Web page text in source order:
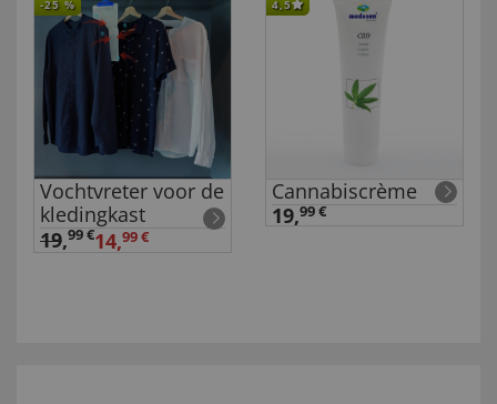
-25 %
Vochtvreter voor de
kledingkast
19,99 €14,99 €
4,5
Cannabiscrème
19,99 €